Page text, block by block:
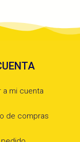
a mi cuenta
de compras